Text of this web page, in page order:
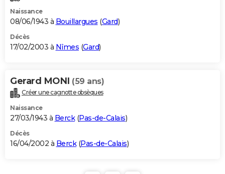
Naissance
08/06/1943 à Bouillargues (Gard)
Décès
17/02/2003 à Nîmes (Gard)
Gerard MONI (59 ans)
Créer une cagnotte obsèques
Naissance
27/03/1943 à Berck(Pas-de-Calais)
Décès
16/04/2002 à Berck(Pas-de-Calais)